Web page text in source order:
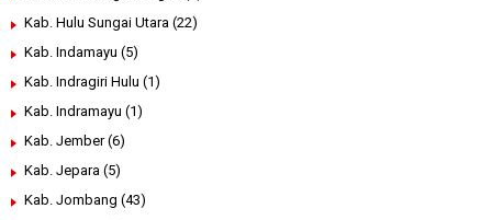
Kab. Hulu Sungai Utara (22)
Kab. Indamayu (5)
Kab. Indragiri Hulu (1)
Kab. Indramayu (1)
Kab. Jember (6)
Kab. Jepara (5)
Kab. Jombang (43)